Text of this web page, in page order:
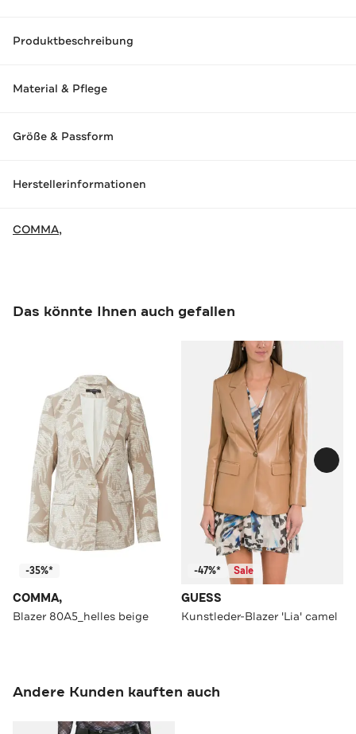
Produktbeschreibung
Material & Pflege
Größe & Passform
Herstellerinformationen
COMMA,
Das könnte Ihnen auch gefallen
-35%*
COMMA,
Blazer 80A5_helles beige
-47%* Sale
GUESS
Kunstleder-Blazer 'Lia' camel
Andere Kunden kauften auch